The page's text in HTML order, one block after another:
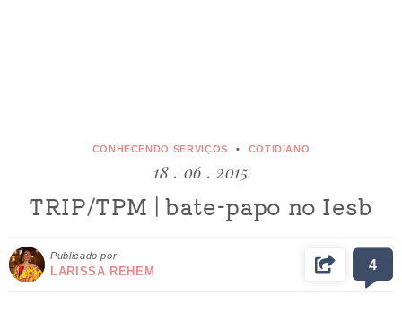
CONHECENDO SERVIÇOS COTIDIANO
18 . 06 . 2015
TRIP/TPM | bate-papo no Iesb
Publicado por
LARISSA REHEM 4